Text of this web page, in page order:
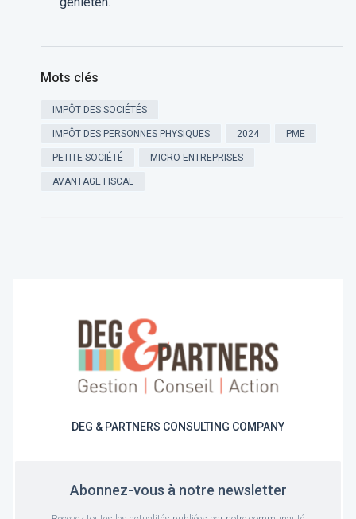
Mots clés
IMPÔT DES SOCIÉTÉS
IMPÔT DES PERSONNES PHYSIQUES 2024 PME
PETITE SOCIÉTÉ MICRO-ENTREPRISES
AVANTAGE FISCAL
DEG & PARTNERS CONSULTING COMPANY
Abonnez-vous à notre newsletter